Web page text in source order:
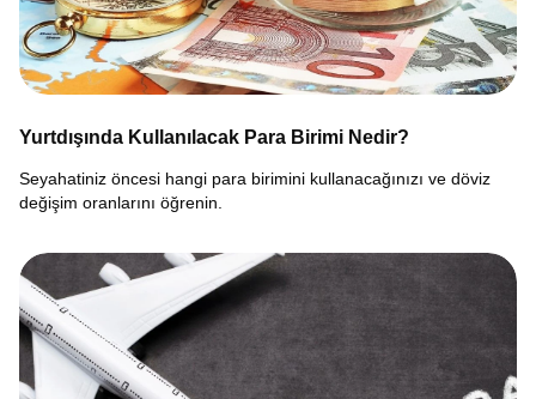
Yurtdışında Kullanılacak Para Birimi Nedir?
Seyahatiniz öncesi hangi para birimini kullanacağınızı ve döviz
değişim oranlarını öğrenin.